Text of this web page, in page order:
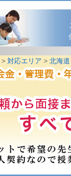
> 対応エリア > 北海道